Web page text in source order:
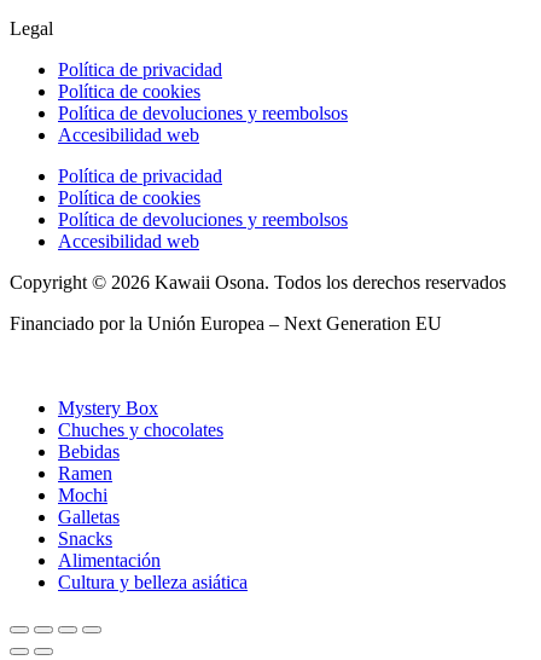
Legal
Política de privacidad
Política de cookies
Política de devoluciones y reembolsos
Accesibilidad web
Política de privacidad
Política de cookies
Política de devoluciones y reembolsos
Accesibilidad web
Copyright © 2026 Kawaii Osona. Todos los derechos reservados
Financiado por la Unión Europea – Next Generation EU
Mystery Box
Chuches y chocolates
Bebidas
Ramen
Mochi
Galletas
Snacks
Alimentación
Cultura y belleza asiática